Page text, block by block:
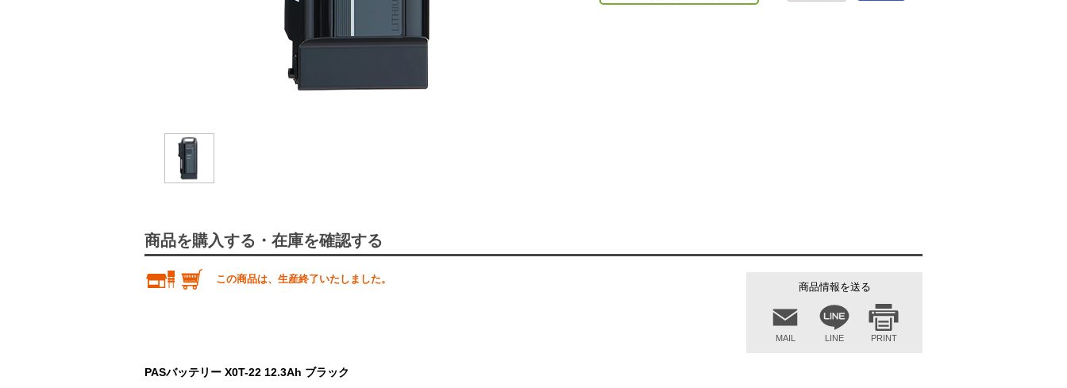
商品を購入する・在庫を確認する
商品情報を送る
MAIL LINE PRINT
この商品は、生産終了いたしました。
PASバッテリー X0T-22 12.3Ah ブラック